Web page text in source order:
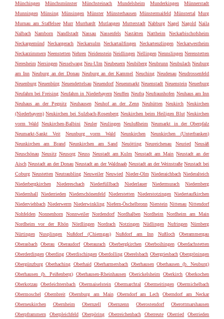
Münchingen
Münchsmünster Münchsteinach Mundelsheim Munderkingen
Münnerstadt
Munningen Münsing Münsingen Münster Münsterhausen Münstermaifeld Münstertal Murg
Murnau am Staffelsee Murr Murrhardt Mutlangen Mutterstadt Nabburg Nagel Nagold Naila
Nalbach
Namborn Nandlstadt Nassau Nassenfels Nastätten Nattheim
Neckarbischofsheim
Neckargemünd Neckargerach Neckarsulm Neckartailfingen Neckartenzlingen Neckarwestheim
Neckarzimmern Neenstetten Nehren Neidenstein Neidlingen Nellingen Nennslingen Nerenstetten
Neresheim Nersingen Nesselwang Neu-Ulm Neubeuern Neubiberg Neubrunn Neubulach Neuburg
am Inn Neuburg an der Donau Neuburg an der Kammel Neuching Neudenau Neudrossenfeld
Neuenburg Neuenbürg Neuendettelsau Neuendorf Neuenmarkt Neuenstadt Neuenstein Neuerburg
Neufahrn bei Freising Neufahrn in Niederbayern Neuffen Neufra Neufraunhofen Neuhaus am Inn
Neuhaus an der Pegnitz
Neuhausen Neuhof an der Zenn Neuhütten Neukirch Neukirchen
(Niederbayern) Neukirchen bei Sulzbach-Rosenberg Neukirchen beim Heiligen Blut Neukirchen
vorm Wald Neukirchen-Balbini Neuler Neulingen Neulußheim
Neumarkt in der Oberpfalz
Neumarkt-Sankt Veit
Neunburg vorm Wald Neunkirchen
Neunkirchen (Unterfranken)
Neunkirchen am Brand
Neunkirchen am Sand Neuötting Neureichenau Neuried
Neusäß
Neuschönau Neusitz Neusorg Neuss Neustadt am Kulm Neustadt am Main Neustadt an der
Aisch Neustadt an der Donau Neustadt an der Waldnaab Neustadt an der Weinstraße Neustadt bei
Coburg Neustetten Neutraubling Neuweiler Neuwied Nieder-Olm Niederaichbach Niederalteich
Niederbergkirchen
Niedereschach Niederfüllbach Niederlauer Niedermurach
Niedernberg
Niedernhall
Niederrieden Niederschönenfeld Niederstetten Niederstotzingen Niedertaufkirchen
Niederviehbach Niederwerrn Niederwinkling Niefern-Öschelbronn Nierstein Nittenau Nittendorf
Nohfelden Nonnenhorn Nonnweiler Nordendorf Nordhalben Nordheim
Nordheim am Main
Nordheim vor der Rhön
Nördlingen Nordrach Notzingen Nüdlingen Nufringen
Nürnberg
Nürtingen
Nusplingen Nußdorf (Chiemgau) Nußdorf am Inn Nußloch
Oberammergau
Oberasbach
Oberau Oberaudorf Oberaurach Oberbergkirchen Oberboihingen
Oberdachstetten
Oberderdingen Oberding Oberdischingen Oberdolling Oberelsbach Obergriesbach Obergröningen
Obergünzburg Oberhaching Oberhaid Oberharmersbach Oberhausen Oberhausen (b. Neuburg)
Oberhausen (b. Peißenberg) Oberhausen-Rheinhausen Oberickelsheim Oberkirch Oberkochen
Oberkotzau
Oberleichtersbach Obermaiselstein Obermarchtal Obermeitingen
Obermichelbach
Obermoschel
Obernbreit Obernburg am Main Oberndorf am Lech
Oberndorf am Neckar
Oberneukirchen
Obernheim Obernzell Obernzenn Oberostendorf
Oberottmarshausen
Oberpframmern
Oberpleichfeld Oberpöring Oberreichenbach Oberreute Oberried
Oberrieden